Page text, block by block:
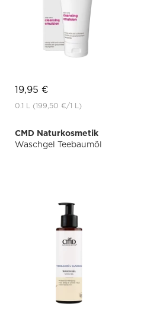
19,95 €
0.1 L (199,50 €/1 L)
CMD Naturkosmetik
Waschgel Teebaumöl